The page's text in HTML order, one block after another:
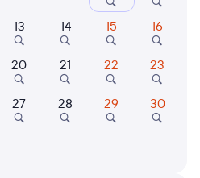
13 14 15 16
20 21 22 23
27 28 29 30